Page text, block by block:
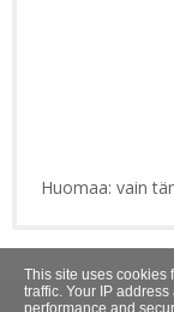
Huomaa: vain
This site uses cookies
traffic. Your IP
performance and